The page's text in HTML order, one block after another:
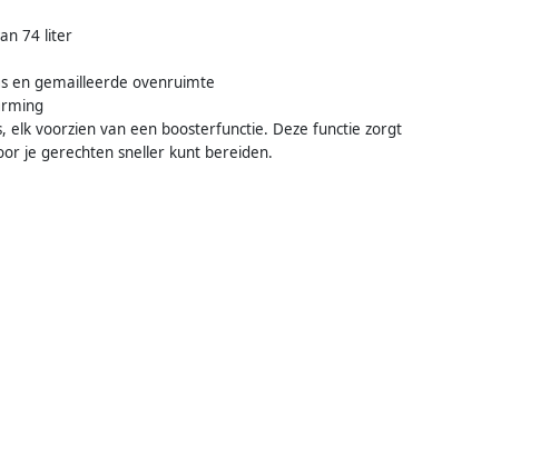
74 liter
en gemailleerde ovenruimte
elk voorzien van een boosterfunctie. Deze functie zorgt
je gerechten sneller kunt bereiden.